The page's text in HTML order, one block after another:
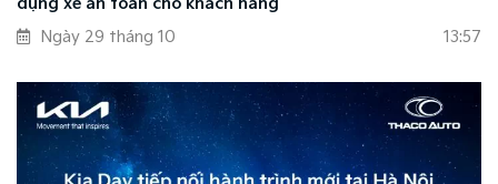
Ngày 29 tháng 10
13:57